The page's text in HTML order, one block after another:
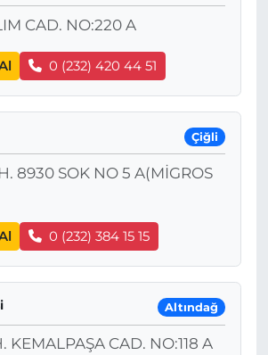
CAD. NO:220 A
0 (232) 420 44 51
Çiğli
8930 SOK NO 5 A(MİGROS
0 (232) 384 15 15
Altındağ
KEMALPAŞA CAD. NO:118 A